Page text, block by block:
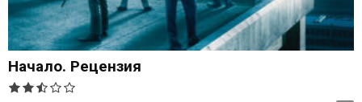
Начало. Рецензия